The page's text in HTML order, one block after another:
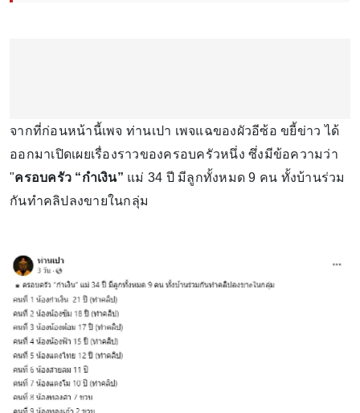
จากที่ก่อนหน้านี้เพจ ท่านเปา เพจแฉของผัวอีซ้อ ขยี้ข่าว ได้
ออกมาเปิดเผยเรื่องราวของครอบครัวหนึ่ง ซึ่งมีข้อความว่า
"ครอบครัว “กำเงิน” แม่ 34 ปี มีลูกทั้งหมด 9 คน ทั้งบ้านร่วม
กันทำคลิปลงขายในกลุ่ม